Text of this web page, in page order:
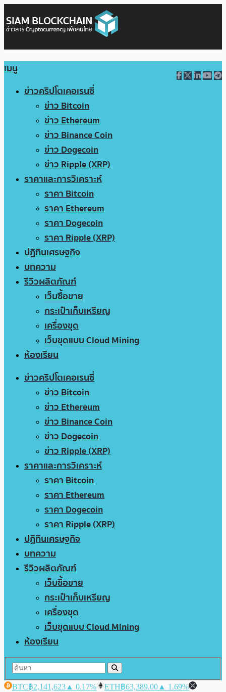
เมนู
ข่าวคริปโตเคอเรนซี่
ข่าว Bitcoin
ข่าว Ethereum
ข่าว Binance Coin
ข่าว Dogecoin
ข่าว Ripple (XRP)
ราคาและการวิเคราะห์
ราคา Bitcoin
ราคา Ethereum
ราคา Dogecoin
ราคา Ripple (XRP)
ปฏิทินเศรษฐกิจ
บทความ
รีวิวผลิตภัณฑ์
เว็บซื้อขาย
กระเป๋าเก็บเหรียญ
เครื่องขุด
เว็บขุดแบบ Cloud Mining
ห้องเรียน
ข่าวคริปโตเคอเรนซี่
ข่าว Bitcoin
ข่าว Ethereum
ข่าว Binance Coin
ข่าว Dogecoin
ข่าว Ripple (XRP)
ราคาและการวิเคราะห์
ราคา Bitcoin
ราคา Ethereum
ราคา Dogecoin
ราคา Ripple (XRP)
ปฏิทินเศรษฐกิจ
บทความ
รีวิวผลิตภัณฑ์
เว็บซื้อขาย
กระเป๋าเก็บเหรียญ
เครื่องขุด
เว็บขุดแบบ Cloud Mining
ห้องเรียน
BTC฿2,141,623 ▲ 0.17% ETH฿63,389.00 ▲ 1.69%